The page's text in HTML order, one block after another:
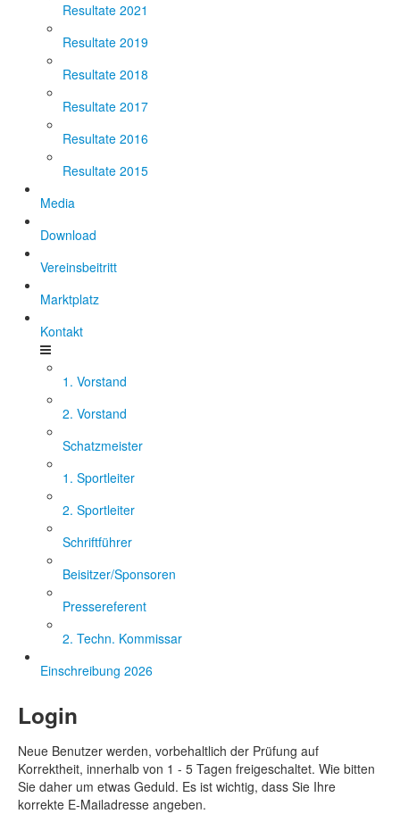
Resultate 2021
Resultate 2019
Resultate 2018
Resultate 2017
Resultate 2016
Resultate 2015
Media
Download
Vereinsbeitritt
Marktplatz
Kontakt
1. Vorstand
2. Vorstand
Schatzmeister
1. Sportleiter
2. Sportleiter
Schriftführer
Beisitzer/Sponsoren
Pressereferent
2. Techn. Kommissar
Einschreibung 2026
Login
Neue Benutzer werden, vorbehaltlich der Prüfung auf
Korrektheit, innerhalb von 1 - 5 Tagen freigeschaltet. Wie bitten
Sie daher um etwas Geduld. Es ist wichtig, dass Sie Ihre
korrekte E-Mailadresse angeben.